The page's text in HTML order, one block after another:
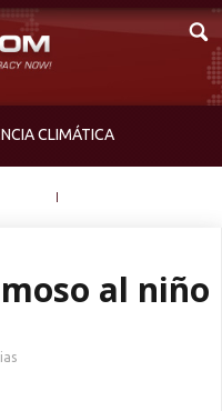
CLIMÁTICA
al niño